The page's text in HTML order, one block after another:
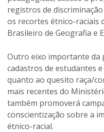
registros de
os recortes étnico-raciais
Brasileiro de Geografia e
Outro eixo importante da
cadastros de estudantes
quanto ao quesito raça/
mais recentes do
também promoverá
conscientização sobre a
étnico-racial.